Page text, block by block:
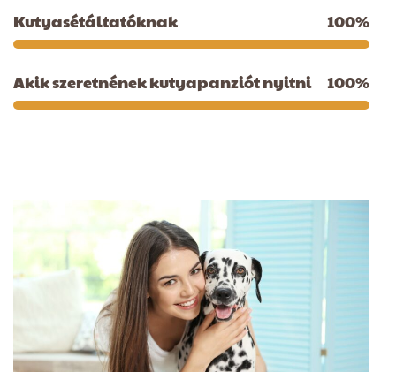
Kutyasétáltatóknak 100%
Akik szeretnének kutyapanziót nyitni 100%